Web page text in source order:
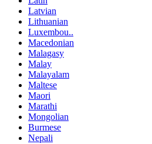
Latvian
Lithuanian
Luxembou..
Macedonian
Malagasy
Malay
Malayalam
Maltese
Maori
Marathi
Mongolian
Burmese
Nepali